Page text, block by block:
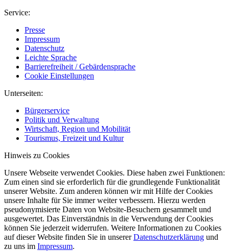
Service:
Presse
Impressum
Datenschutz
Leichte Sprache
Barrierefreiheit / Gebärdensprache
Cookie Einstellungen
Unterseiten:
Bürgerservice
Politik und Verwaltung
Wirtschaft, Region und Mobilität
Tourismus, Freizeit und Kultur
Hinweis zu Cookies
Unsere Webseite verwendet Cookies. Diese haben zwei Funktionen:
Zum einen sind sie erforderlich für die grundlegende Funktionalität
unserer Website. Zum anderen können wir mit Hilfe der Cookies
unsere Inhalte für Sie immer weiter verbessern. Hierzu werden
pseudonymisierte Daten von Website-Besuchern gesammelt und
ausgewertet. Das Einverständnis in die Verwendung der Cookies
können Sie jederzeit widerrufen. Weitere Informationen zu Cookies
auf dieser Website finden Sie in unsererDatenschutzerklärung und
zu uns im Impressum.